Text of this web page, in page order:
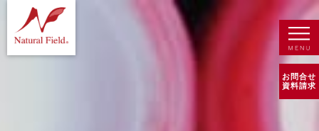
お問合せ
資料請求